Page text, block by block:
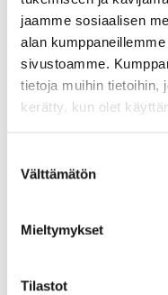
jaamme sosiaalisen
alan
sivustoamme.
tietoja muihin tietoihin,
kerätty, kun olet
valinta
Välttämätön
Mieltymykset
Tilastot
Turvaa ja